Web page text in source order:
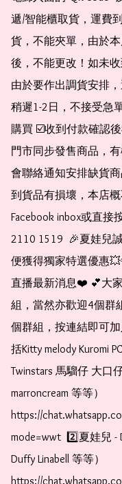
遞/智能櫃取貨，運費
貨，不能夾單，由於
後，不能更改！如未
由於要作出調貨安排
稍遲1-2日，不接受急
購買 ☑️收到付款確認
門市同步發售商品，
會聯絡通知安排缺貨
到貨品有損壞，本店
Facebook inbox或直
2110 1519  🎉夏娃兒
便獲得獨家特選優惠
直播最新消息❤️ 💕大
組，當然亦歡迎4個群
個群組，按連結即可加
括Kitty melody Kuromi
Twinstars 馬騮仔 大口
marroncream 等等）
https://
mode=wwt  2️⃣夏娃兒
Duffy Linabell 等等）
https://